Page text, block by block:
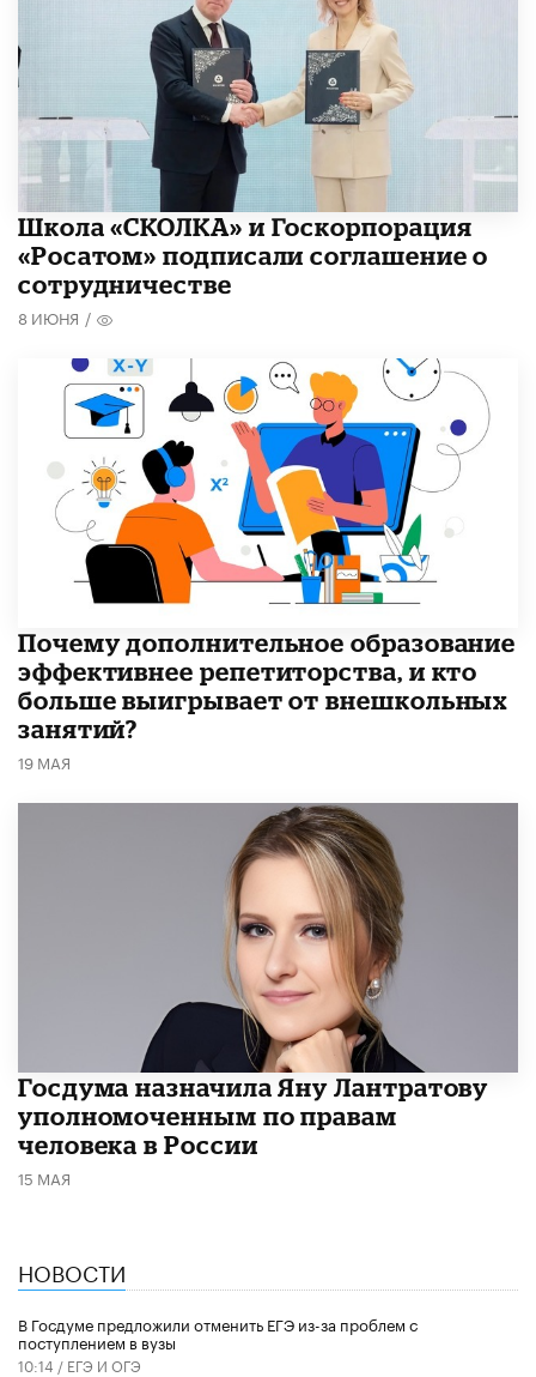
Школа «СКОЛКА» и Госкорпорация
«Росатом» подписали соглашение о
сотрудничестве
8 ИЮНЯ /
​Почему дополнительное образование
эффективнее репетиторства, и кто
больше выигрывает от внешкольных
занятий?
19 МАЯ
Госдума назначила Яну Лантратову
уполномоченным по правам
человека в России
15 МАЯ
НОВОСТИ
В Госдуме предложили отменить ЕГЭ из-за проблем с
поступлением в вузы
10:14 / ЕГЭ И ОГЭ